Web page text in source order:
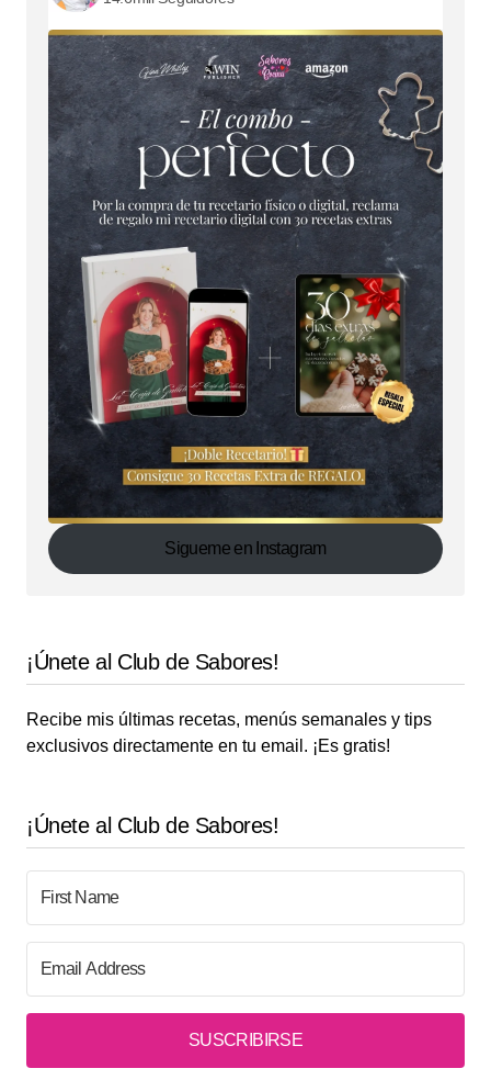
Sigueme en Instagram
¡Únete al Club de Sabores!
Recibe mis últimas recetas, menús semanales y tips
exclusivos directamente en tu email. ¡Es gratis!
¡Únete al Club de Sabores!
SUSCRIBIRSE